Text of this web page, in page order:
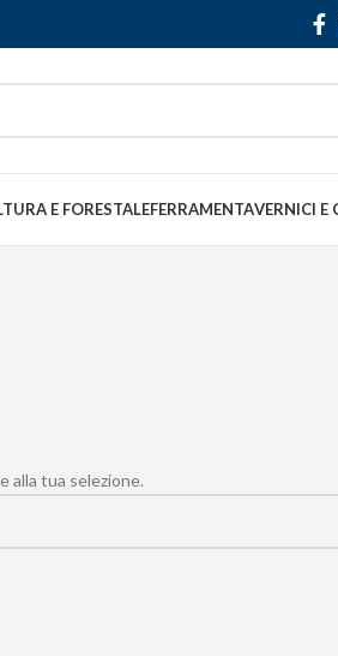
E FORESTALEFERRAMENTAVERNICI E
alla tua selezione.